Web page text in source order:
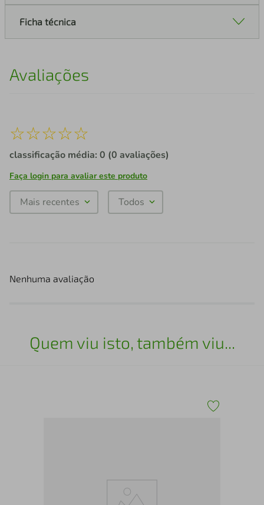
Ficha técnica
Avaliações
☆☆☆☆☆
classificação média: 0 (0 avaliações)
Faça login para avaliar este produto
Mais recentes Todos
Nenhuma avaliação
Quem viu isto, também viu...